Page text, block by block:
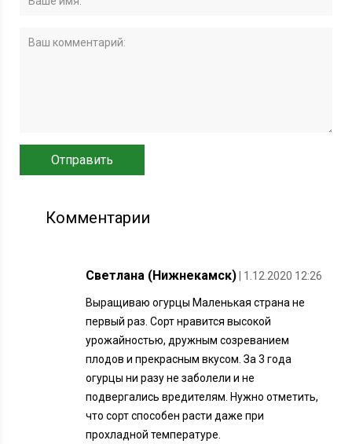
Комментарии
Светлана (Нижнекамск) | 1.12.2020 12:26
Выращиваю огурцы Маленькая страна не
первый раз. Сорт нравится высокой
урожайностью, дружным созреванием
плодов и прекрасным вкусом. За 3 года
огурцы ни разу не заболели и не
подвергались вредителям. Нужно отметить,
что сорт способен расти даже при
прохладной температуре.